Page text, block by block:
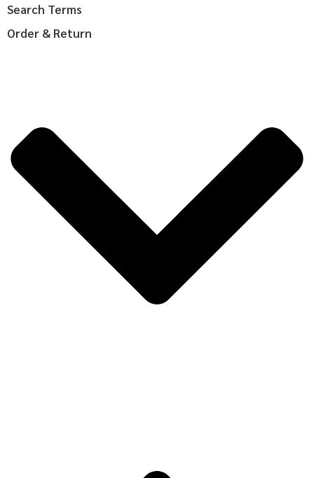
Search Terms
Order & Return